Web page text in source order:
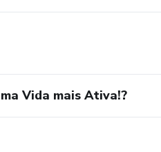
Vida mais Ativa!?